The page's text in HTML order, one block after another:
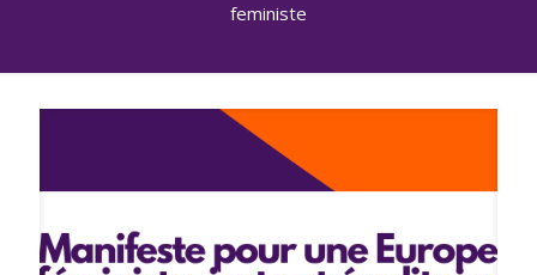
feministe